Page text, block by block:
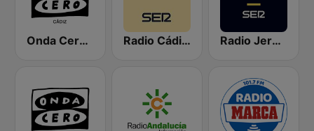
Onda Cero Cádiz Radio Cádiz SER Radio Jerez SER